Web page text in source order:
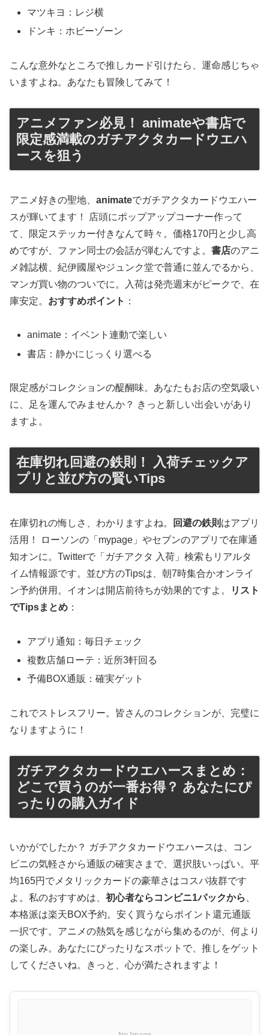
マツキヨ：レジ横
ドンキ：ホビーゾーン
こんな意外なところで推しカード引けたら、運命感じちゃ
いますよね。あなたも冒険してみて！
アニメファン必見！ animateや書店で
限定感満載のガチアクタカードウエハ
ースを狙う
アニメ好きの聖地、 animateでガチアクタカードウエハー
スが輝いてます！ 店頭にポップアップコーナー作って
て、限定ステッカー付きなんて時々。価格170円と少し高
めですが、ファン同士の会話が弾むんですよ。 書店のアニ
メ雑誌横、紀伊國屋やジュンク堂で普通に並んでるから、
マンガ買い物のついでに。入荷は発売週末がピークで、在
庫安定。 おすすめポイント ：
animate：イベント連動で楽しい
書店：静かにじっくり選べる
限定感がコレクションの醍醐味。あなたもお店の空気吸い
に、足を運んでみませんか？ きっと新しい出会いがあり
ますよ。
在庫切れ回避の鉄則！ 入荷チェックア
プリと並び方の賢いTips
在庫切れの悔しさ、わかりますよね。 回避の鉄則 はアプリ
活用！ ローソンの「mypage」やセブンのアプリで在庫通
知オンに。Twitterで「ガチアクタ 入荷」検索もリアルタ
イム情報源です。並び方のTipsは、朝7時集合かオンライ
ン予約併用。イオンは開店前待ちが効果的ですよ。
リスト
でTipsまとめ ：
アプリ通知：毎日チェック
複数店舗ローテ：近所3軒回る
予備BOX通販：確実ゲット
これでストレスフリー。皆さんのコレクションが、完璧に
なりますように！
ガチアクタカードウエハースまとめ：
どこで買うのが一番お得？ あなたにぴ
ったりの購入ガイド
いかがでしたか？ ガチアクタカードウエハースは、コン
ビニの気軽さから通販の確実さまで、選択肢いっぱい。平
均165円でメタリックカードの豪華さはコスパ抜群です
よ。私のおすすめは、 初心者ならコンビニ1パックから
本格派は楽天BOX予約。安く買うならポイント還元通販
一択です。アニメの熱気を感じながら集めるのが、何より
の楽しみ。あなたにぴったりなスポットで、推しをゲット
してくださいね。きっと、心が満たされますよ！